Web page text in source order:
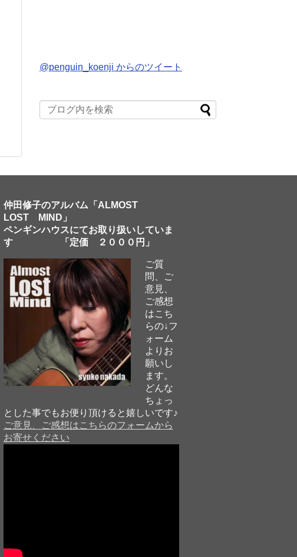
@penguin_koenji からのツイート
仲田修子のアルバム「ALMOST
LOST MIND」
ペンギンハウスにてお取り扱いしていま
す 「定価 ２０００円」
ご質
問、ご
意見、
ご感想
はこち
らの↓フ
ォーム
よりお
願いし
ます。
どんな
ちょっ
とした事でもお便り頂けると嬉しいです♪
ご意見、ご感想はこちらのフォームから
お寄せください